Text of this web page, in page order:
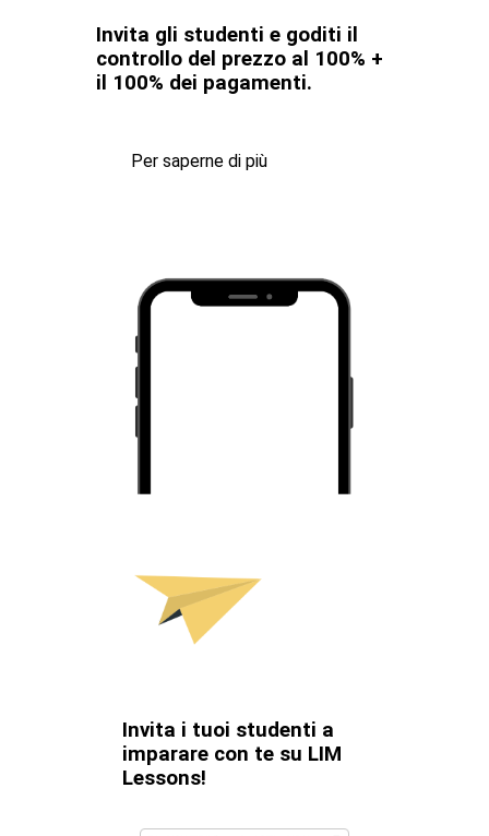
Invita gli studenti e goditi il
controllo del prezzo al 100% +
il 100% dei pagamenti.
Per saperne di più
Invita i tuoi studenti a
imparare con te su LIM
Lessons!